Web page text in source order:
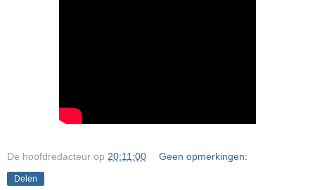
De hoofdredacteur op 20:11:00 Geen opmerkingen:
Delen